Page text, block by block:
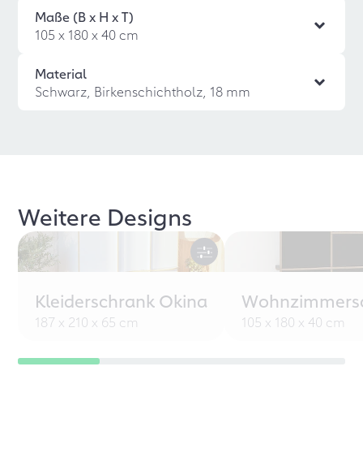
Maße (B x H x T)
105 x 180 x 40 cm
Material
Schwarz, Birkenschichtholz, 18 mm
Weitere Designs
Kleiderschrank Okina
187 x 210 x 65 cm 105 x 180 x 40 cm